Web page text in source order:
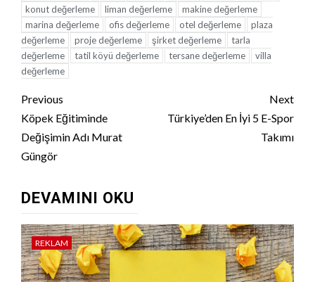
konut değerleme
liman değerleme
makine değerleme
marina değerleme
ofis değerleme otel değerleme
plaza
değerleme
proje değerleme şirket değerleme
tarla
değerleme
tatil köyü değerleme tersane değerleme
villa
değerleme
Continue
Reading
Previous
Köpek Eğitiminde
Değişimin Adı Murat
Güngör
Next
Türkiye’den En İyi 5 E-Spor
Takımı
DEVAMINI OKU
REKLAM